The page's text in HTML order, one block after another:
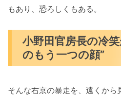
もあり、恐ろしくもある。
小野田官房長の冷
のもう一つの顔”
そんな右京の暴走を、遠くから